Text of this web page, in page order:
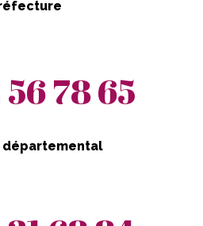
78 65
départemental